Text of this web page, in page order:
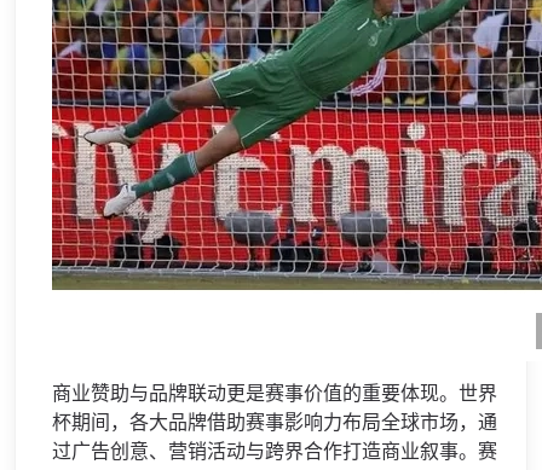
商业赞助与品牌联动更是赛事价值的重要体现。世界
杯期间，各大品牌借助赛事影响力布局全球市场，通
过广告创意、营销活动与跨界合作打造商业叙事。赛